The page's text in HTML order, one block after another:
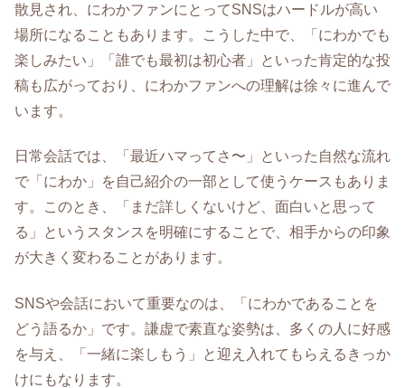
散見され、にわかファンにとってSNSはハードルが高い
場所になることもあります。こうした中で、「にわかでも
楽しみたい」「誰でも最初は初心者」といった肯定的な投
稿も広がっており、にわかファンへの理解は徐々に進んで
います。
日常会話では、「最近ハマってさ〜」といった自然な流れ
で「にわか」を自己紹介の一部として使うケースもありま
す。このとき、「まだ詳しくないけど、面白いと思って
る」というスタンスを明確にすることで、相手からの印象
が大きく変わることがあります。
SNSや会話において重要なのは、「にわかであることを
どう語るか」です。謙虚で素直な姿勢は、多くの人に好感
を与え、「一緒に楽しもう」と迎え入れてもらえるきっか
けにもなります。